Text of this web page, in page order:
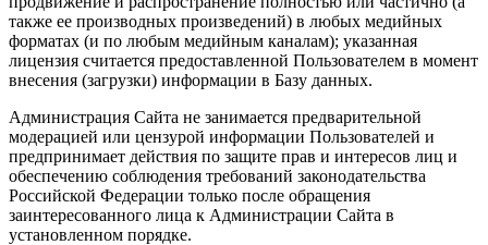
также ее производных произведений) в любых медийных
форматах (и по любым медийным каналам); указанная
лицензия считается предоставленной Пользователем в момент
внесения (загрузки) информации в Базу данных.
Администрация Сайта не занимается предварительной
модерацией или цензурой информации Пользователей и
предпринимает действия по защите прав и интересов лиц и
обеспечению соблюдения требований законодательства
Российской Федерации только после обращения
заинтересованного лица к Администрации Сайта в
установленном порядке.